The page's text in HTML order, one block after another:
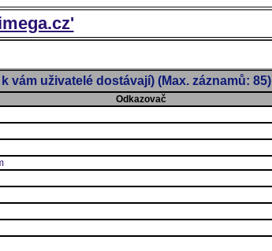
vám uživatelé dostávají) (Max. záznamů: 85)
Odkazovač